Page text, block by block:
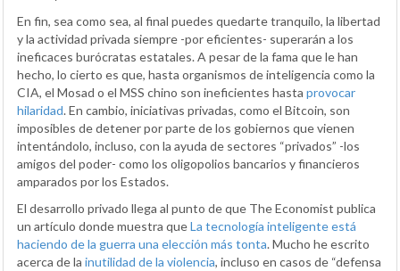
En fin, sea como sea, al final puedes quedarte tranquilo, la libertad
y la actividad privada siempre -por eficientes- superarán a los
ineficaces burócratas estatales. A pesar de la fama que le han
hecho, lo cierto es que, hasta organismos de inteligencia como la
CIA, el Mosad o el MSS chino son ineficientes hasta provocar
hilaridad. En cambio, iniciativas privadas, como el Bitcoin, son
imposibles de detener por parte de los gobiernos que vienen
intentándolo, incluso, con la ayuda de sectores “privados” -los
amigos del poder- como los oligopolios bancarios y financieros
amparados por los Estados.
El desarrollo privado llega al punto de que The Economist publica
un artículo donde muestra queLa tecnología inteligente está
haciendo de la guerra una elección más tonta. Mucho he escrito
acerca de la inutilidad de la violencia, incluso en casos de “defensa